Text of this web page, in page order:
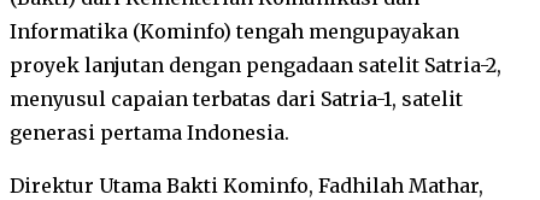
Informatika (Kominfo) tengah mengupayakan
proyek lanjutan dengan pengadaan satelit Satria-2,
menyusul capaian terbatas dari Satria-1, satelit
generasi pertama Indonesia.
Direktur Utama Bakti Kominfo, Fadhilah Mathar,